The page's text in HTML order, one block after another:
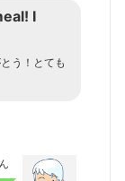
I
う！とても